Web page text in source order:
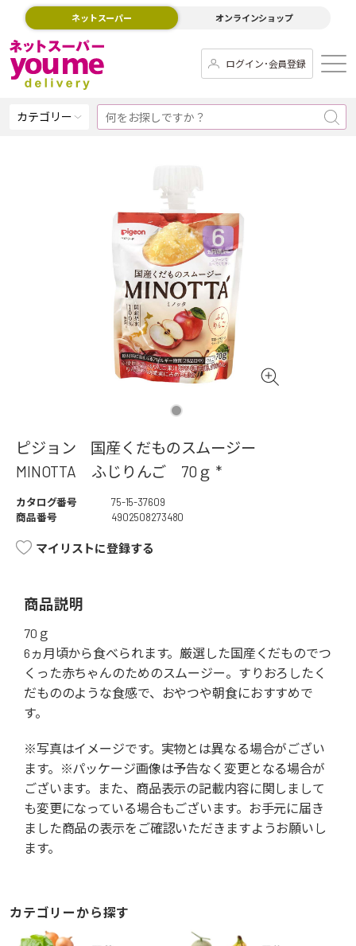
ネットスーパー オンラインショップ
ログイン･会員登録
カテゴリー
ピジョン 国産くだものスムージー
MINOTTA ふじりんご 70ｇ *
カタログ番号
75-15-37609
商品番号
4902508273480
マイリストに登録する
商品説明
70ｇ
6ヵ月頃から食べられます。厳選した国産くだものでつ
くった赤ちゃんのためのスムージー。すりおろしたく
だもののような食感で、おやつや朝食におすすめで
す。
※写真はイメージです。実物とは異なる場合がござい
ます。※パッケージ画像は予告なく変更となる場合が
ございます。また、商品表示の記載内容に関しまして
も変更になっている場合もございます。お手元に届き
ました商品の表示をご確認いただきますようお願いし
ます。
カテゴリーから探す